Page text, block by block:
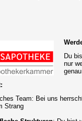
Du
nur
Team: Bei uns
Strang